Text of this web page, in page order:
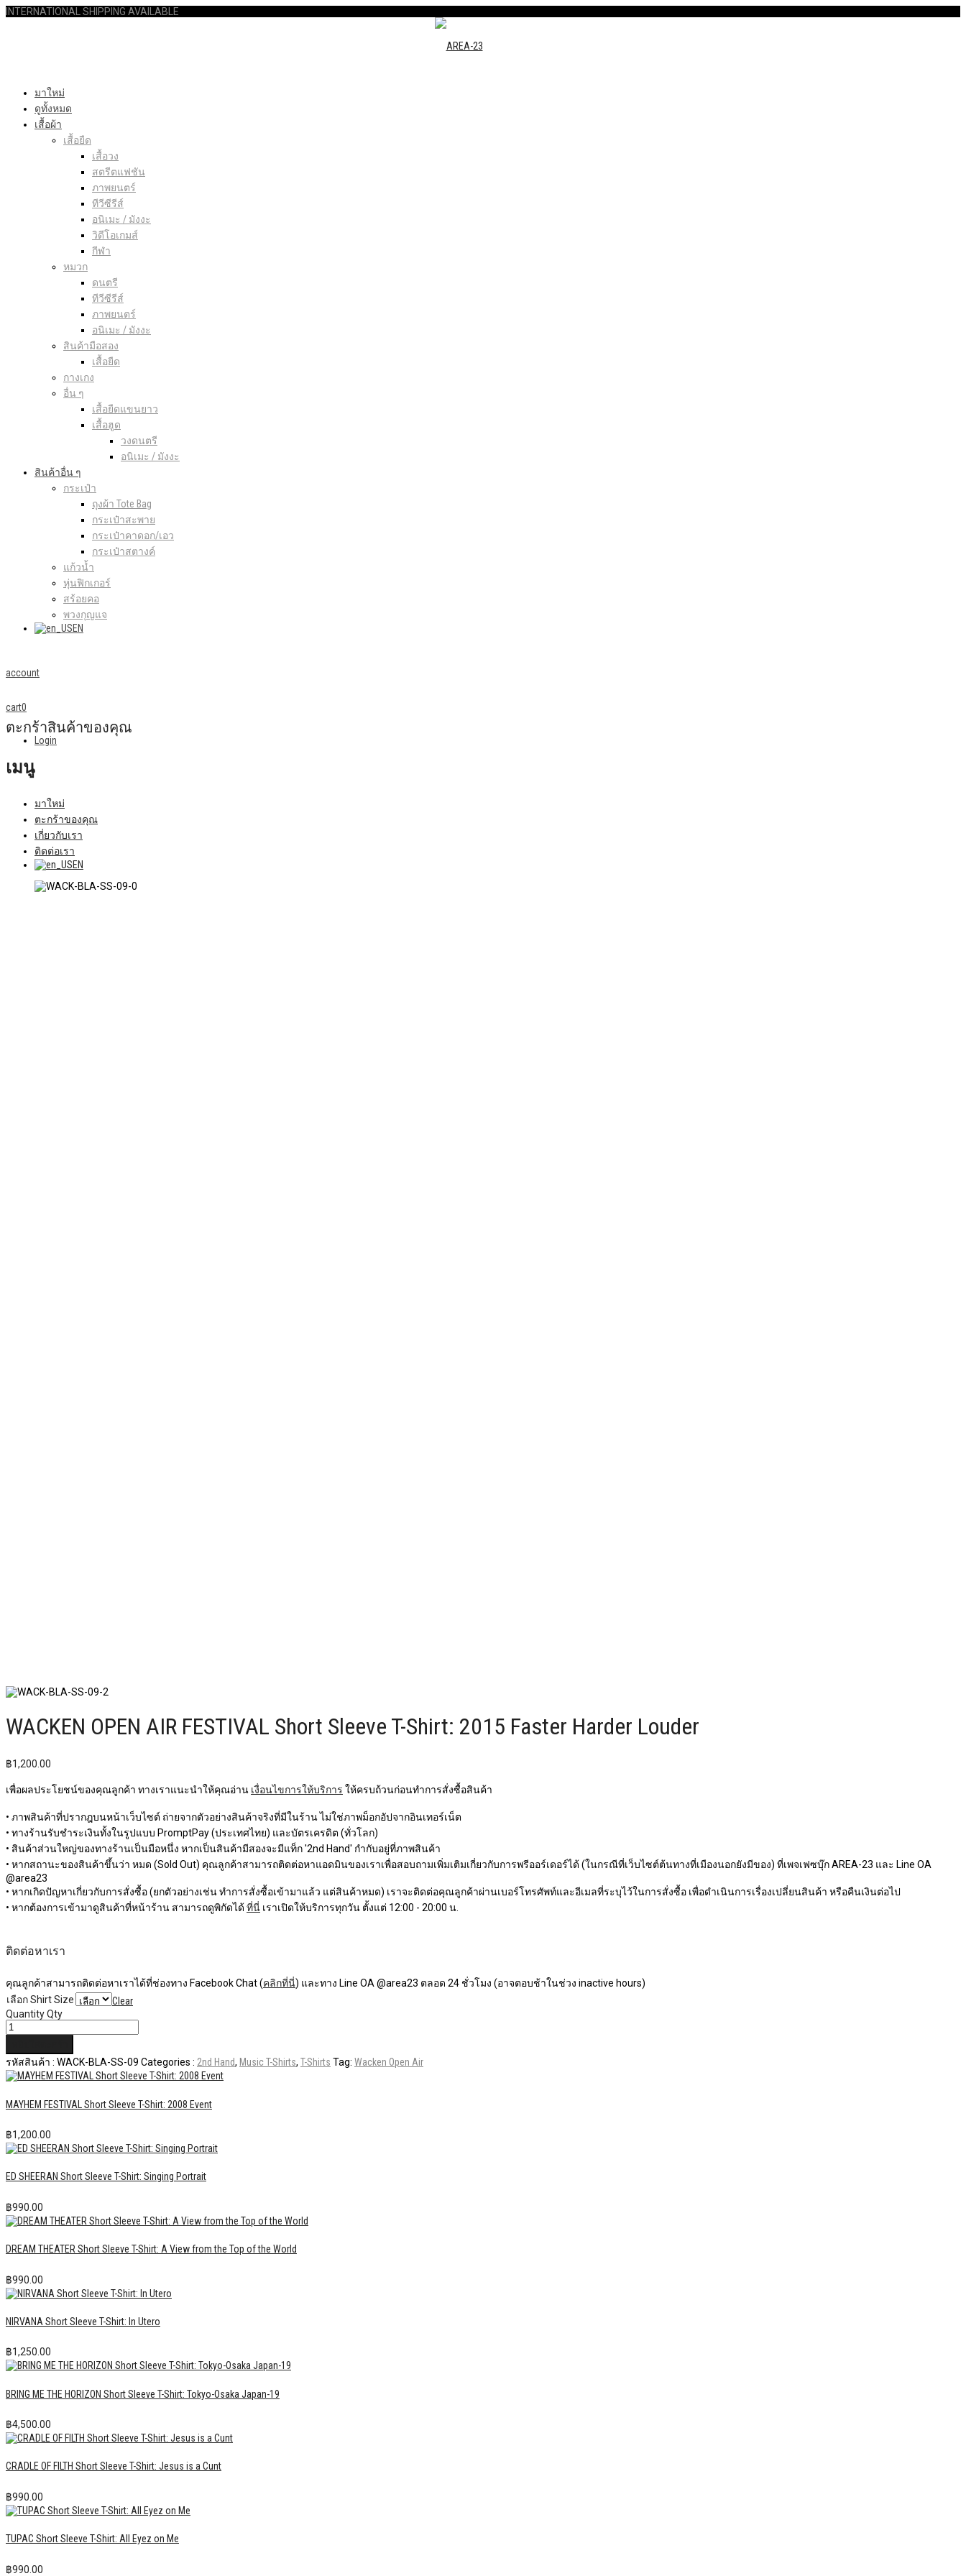
INTERNATIONAL SHIPPING AVAILABLE
มาใหม่
ดูทั้งหมด
เสื้อผ้า
เสื้อยืด
เสื้อวง
สตรีตแฟชัน
ภาพยนตร์
ทีวีซีรีส์
อนิเมะ / มังงะ
วิดีโอเกมส์
กีฬา
หมวก
ดนตรี
ทีวีซีรีส์
ภาพยนตร์
อนิเมะ / มังงะ
สินค้ามือสอง
เสื้อยืด
กางเกง
อื่น ๆ
เสื้อยืดแขนยาว
เสื้อฮูด
วงดนตรี
อนิเมะ / มังงะ
สินค้าอื่น ๆ
กระเป๋า
ถุงผ้า Tote Bag
กระเป๋าสะพาย
กระเป๋าคาดอก/เอว
กระเป๋าสตางค์
แก้วน้ำ
หุ่นฟิกเกอร์
สร้อยคอ
พวงกุญแจ
EN
account
Login
cart0
ตะกร้าสินค้าของคุณ
เมนู
มาใหม่
ตะกร้าของคุณ
เกี่ยวกับเรา
ติดต่อเรา
EN
WACKEN OPEN AIR FESTIVAL Short Sleeve T-Shirt: 2015 Faster Harder Louder
฿1,200.00
เพื่อผลประโยชน์ของคุณลูกค้า ทางเราแนะนำให้คุณอ่าน เงื่อนไขการให้บริการ ให้ครบถ้วนก่อนทำการสั่งซื้อสินค้า
• ภาพสินค้าที่ปรากฎบนหน้าเว็บไซต์ ถ่ายจากตัวอย่างสินค้าจริงที่มีในร้าน ไม่ใช่ภาพม็อกอัปจากอินเทอร์เน็ต
• ทางร้านรับชำระเงินทั้งในรูปแบบ PromptPay (ประเทศไทย) และบัตรเครดิต (ทั่วโลก)
• สินค้าส่วนใหญ่ของทางร้านเป็นมือหนึ่ง หากเป็นสินค้ามีสองจะมีแท็ก '2nd Hand' กำกับอยู่ที่ภาพสินค้า
• หากสถานะของสินค้าขึ้นว่า หมด (Sold Out) คุณลูกค้าสามารถติดต่อหาแอดมินของเราเพื่อสอบถามเพิ่มเติมเกี่ยวกับการพรีออร์เดอร์ได้ (ในกรณีที่เว็บไซต์ต้นทางที่เมืองนอกยังมีของ) ที่เพจเฟซบุ๊ก AREA-23 และ Line OA
@area23
• หากเกิดปัญหาเกี่ยวกับการสั่งซื้อ (ยกตัวอย่างเช่น ทำการสั่งซื้อเข้ามาแล้ว แต่สินค้าหมด) เราจะติดต่อคุณลูกค้าผ่านเบอร์โทรศัพท์และอีเมลที่ระบุไว้ในการสั่งซื้อ เพื่อดำเนินการเรื่องเปลี่ยนสินค้า หรือคืนเงินต่อไป
• หากต้องการเข้ามาดูสินค้าที่หน้าร้าน สามารถดูพิกัดได้ ที่นี่ เราเปิดให้บริการทุกวัน ตั้งแต่ 12:00 - 20:00 น.
ติดต่อหาเรา
คุณลูกค้าสามารถติดต่อหาเราได้ที่ช่องทาง Facebook Chat (คลิกที่นี่) และทาง Line OA @area23 ตลอด 24 ชั่วโมง (อาจตอบช้าในช่วง inactive hours)
เลือก Shirt Size
Clear
QuantityQty
รหัสสินค้า : WACK-BLA-SS-09 Categories : 2nd Hand, Music T-Shirts, T-Shirts Tag: Wacken Open Air
MAYHEM FESTIVAL Short Sleeve T-Shirt: 2008 Event
฿1,200.00
ED SHEERAN Short Sleeve T-Shirt: Singing Portrait
฿990.00
DREAM THEATER Short Sleeve T-Shirt: A View from the Top of the World
฿990.00
NIRVANA Short Sleeve T-Shirt: In Utero
฿1,250.00
BRING ME THE HORIZON Short Sleeve T-Shirt: Tokyo-Osaka Japan-19
฿4,500.00
CRADLE OF FILTH Short Sleeve T-Shirt: Jesus is a Cunt
฿990.00
TUPAC Short Sleeve T-Shirt: All Eyez on Me
฿990.00